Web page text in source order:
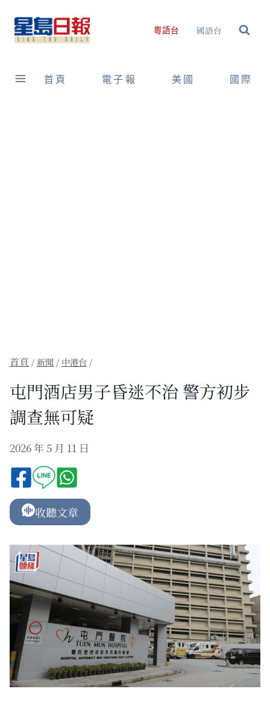
content
粵語台 國語台
首頁 電子報 美國 國際
/新聞 / 中港台 /
屯門酒店男子昏迷不治 警方初步
調查無可疑
2026 年 5 月 11 日
收聽文章